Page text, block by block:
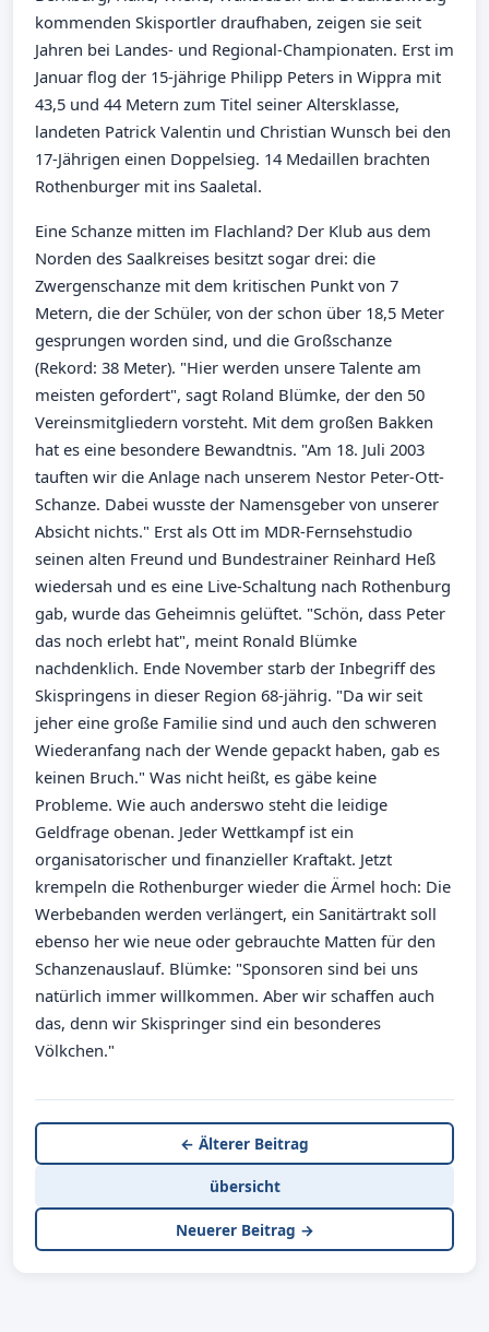
kommenden Skisportler draufhaben, zeigen sie seit
Jahren bei Landes- und Regional-Championaten. Erst im
Januar flog der 15-jährige Philipp Peters in Wippra mit
43,5 und 44 Metern zum Titel seiner Altersklasse,
landeten Patrick Valentin und Christian Wunsch bei den
17-Jährigen einen Doppelsieg. 14 Medaillen brachten
Rothenburger mit ins Saaletal.
Eine Schanze mitten im Flachland? Der Klub aus dem
Norden des Saalkreises besitzt sogar drei: die
Zwergenschanze mit dem kritischen Punkt von 7
Metern, die der Schüler, von der schon über 18,5 Meter
gesprungen worden sind, und die Großschanze
(Rekord: 38 Meter). "Hier werden unsere Talente am
meisten gefordert", sagt Roland Blümke, der den 50
Vereinsmitgliedern vorsteht. Mit dem großen Bakken
hat es eine besondere Bewandtnis. "Am 18. Juli 2003
tauften wir die Anlage nach unserem Nestor Peter-Ott-
Schanze. Dabei wusste der Namensgeber von unserer
Absicht nichts." Erst als Ott im MDR-Fernsehstudio
seinen alten Freund und Bundestrainer Reinhard Heß
wiedersah und es eine Live-Schaltung nach Rothenburg
gab, wurde das Geheimnis gelüftet. "Schön, dass Peter
das noch erlebt hat", meint Ronald Blümke
nachdenklich. Ende November starb der Inbegriff des
Skispringens in dieser Region 68-jährig. "Da wir seit
jeher eine große Familie sind und auch den schweren
Wiederanfang nach der Wende gepackt haben, gab es
keinen Bruch." Was nicht heißt, es gäbe keine
Probleme. Wie auch anderswo steht die leidige
Geldfrage obenan. Jeder Wettkampf ist ein
organisatorischer und finanzieller Kraftakt. Jetzt
krempeln die Rothenburger wieder die Ärmel hoch: Die
Werbebanden werden verlängert, ein Sanitärtrakt soll
ebenso her wie neue oder gebrauchte Matten für den
Schanzenauslauf. Blümke: "Sponsoren sind bei uns
natürlich immer willkommen. Aber wir schaffen auch
das, denn wir Skispringer sind ein besonderes
Völkchen."
← Älterer Beitrag
übersicht
Neuerer Beitrag →